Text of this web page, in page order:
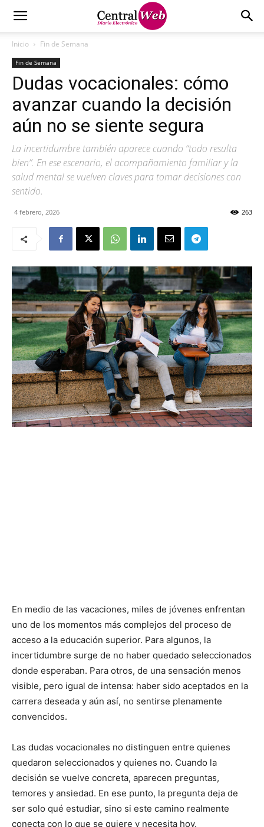
Inicio Fin de Semana
Fin de Semana
Dudas vocacionales: cómo
avanzar cuando la decisión
aún no se siente segura
La incertidumbre también aparece cuando “todo resulta
bien”. En ese escenario, el acompañamiento familiar y la
salud mental se vuelven claves para tomar decisiones con
sentido.
4 febrero, 2026 263
En medio de las vacaciones, miles de jóvenes enfrentan
uno de los momentos más complejos del proceso de
acceso a la educación superior. Para algunos, la
incertidumbre surge de no haber quedado seleccionados
donde esperaban. Para otros, de una sensación menos
visible, pero igual de intensa: haber sido aceptados en la
carrera deseada y aún así, no sentirse plenamente
convencidos.
Las dudas vocacionales no distinguen entre quienes
quedaron seleccionados y quienes no. Cuando la
decisión se vuelve concreta, aparecen preguntas,
temores y ansiedad. En ese punto, la pregunta deja de
ser solo qué estudiar, sino si este camino realmente
conecta con lo que se quiere y necesita hoy.